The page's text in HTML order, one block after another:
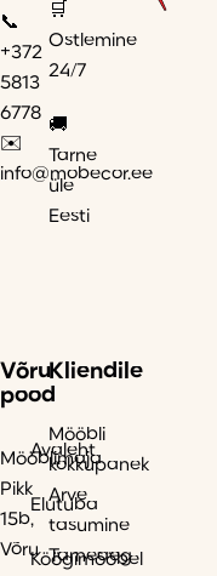
📞
+372
5813
6778
✉️
info@mobecor.ee
🛒
Ostlemine
24/7
🚚
Tarne
üle
Eesti
Võru
pood
Mööblimaja
Pikk
15b,
Võru
Kliendile
Mööbli
kokkupanek
Arve
tasumine
Tarneaeg
Avaleht
Elutuba
Köögimööbel